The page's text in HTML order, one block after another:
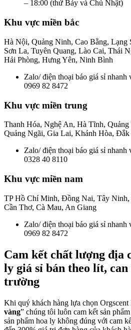
– 18:00 (thứ Bảy và Chủ Nhật)
Khu vực miền bắc
Hà Nội, Quảng Ninh, Cao Bằng, Lạng
Sơn La, Tuyên Quang, Lào Cai, Thái
Hải Phòng, Hưng Yên, Ninh Bình
Zalo/ điện thoại báo giá sỉ
0969 82 8472
Khu vực miền trung
Thanh Hóa, Nghệ An, Hà Tĩnh,
Quảng Ngãi, Gia Lai, Khánh Hòa,
Zalo/ điện thoại báo giá sỉ
0328 40 8110
Khu vực miền nam
TP Hồ Chí Minh, Đồng Nai, Tây
Cần Thơ, Cà Mau, An Giang
Zalo/ điện thoại báo giá sỉ
0969 82 8472
Cam kết chất lượng địa
ly giá sỉ bán theo lít,
trường
Khi quý khách hàng lựa chọn Orgscent
vàng” chúng tôi luôn cam kết sản
sản phẩm hoa ly không đúng với cam